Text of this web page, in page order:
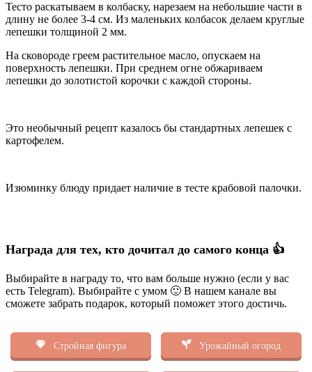
Тесто раскатываем в колбаску, нарезаем на небольшие части в
длину не более 3-4 см. Из маленьких колбасок делаем круглые
лепешки толщиной 2 мм.
На сковороде греем растительное масло, опускаем на
поверхность лепешки. При среднем огне обжариваем
лепешки до золотистой корочки с каждой стороны.
Это необычный рецепт казалось бы стандартных лепешек с
картофелем.
Изюминку блюду придает наличие в тесте крабовой палочки.
Награда для тех, кто дочитал до самого конца 👍
Выбирайте в награду то, что вам больше нужно (если у вас
есть Telegram). Выбирайте с умом 🙂 В нашем канале вы
сможете забрать подарок, который поможет этого достичь.
Стройная фигура Урожайный огород